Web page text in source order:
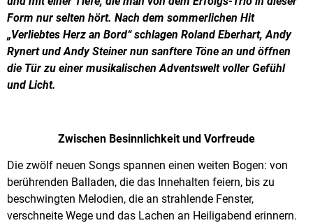
Form nur selten hört. Nach dem sommerlichen Hit
„Verliebtes Herz an Bord“ schlagen Roland Eberhart, Andy
Rynert und Andy Steiner nun sanftere Töne an und öffnen
die Tür zu einer musikalischen Adventswelt voller Gefühl
und Licht.
Zwischen Besinnlichkeit und Vorfreude
Die zwölf neuen Songs spannen einen weiten Bogen: von
berührenden Balladen, die das Innehalten feiern, bis zu
beschwingten Melodien, die an strahlende Fenster,
verschneite Wege und das Lachen an Heiligabend erinnern.